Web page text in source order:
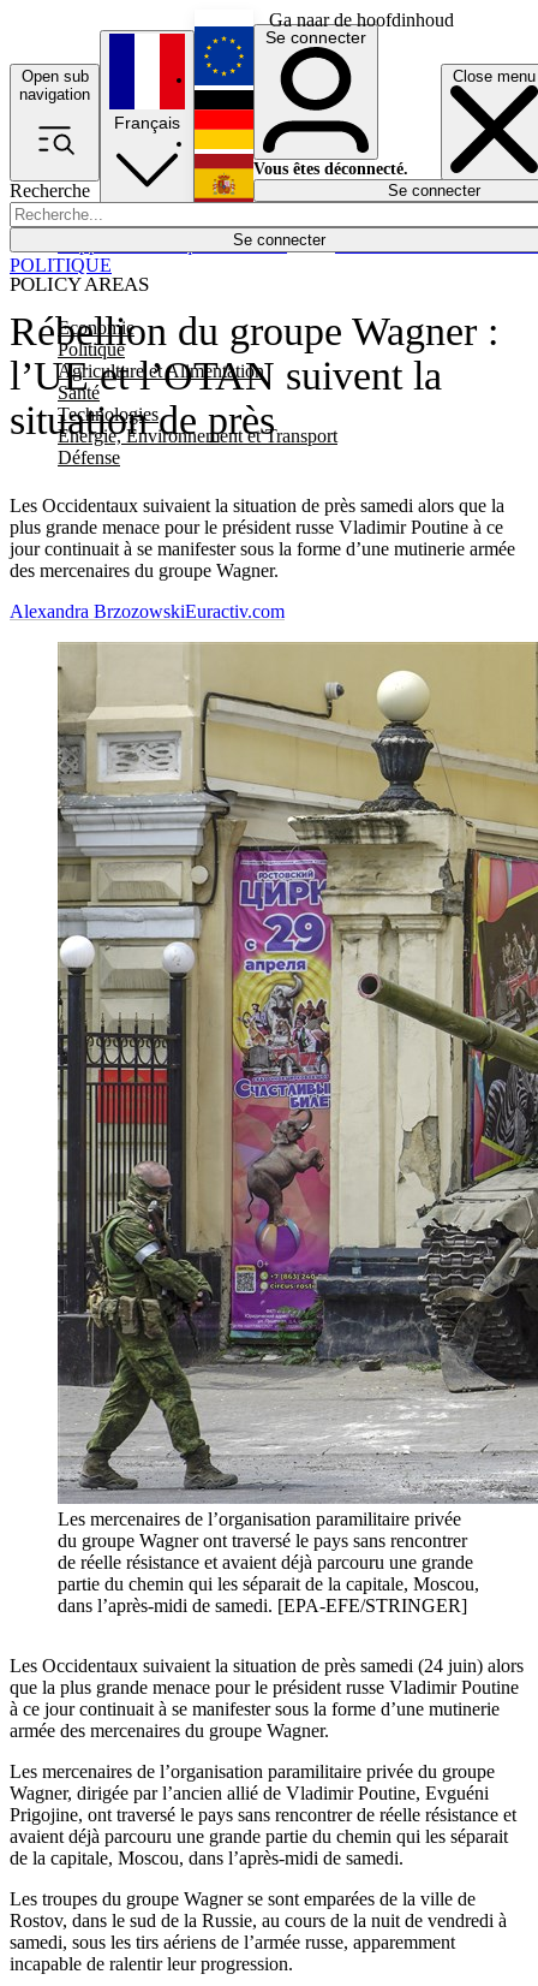
Ga naar de hoofdinhoud
Open sub
navigation
Close menu
Recherche
Se connecter
POLICY AREAS
Economie
Politique
Agriculture et Alimentation
Santé
Technologies
Energie, Environnement et Transport
Défense
Économie
Français
English
Deutsch
Español
Se connecter
Vous êtes déconnecté.
Se connecter
Rébellion du groupe Wagner :
l’UE et l’OTAN suivent la
situation de près
Les Occidentaux suivaient la situation de près samedi alors que la
plus grande menace pour le président russe Vladimir Poutine à ce
jour continuait à se manifester sous la forme d’une mutinerie armée
des mercenaires du groupe Wagner.
POLITIQUE
Alexandra BrzozowskiEuractiv.com
Les mercenaires de l’organisation paramilitaire privée
du groupe Wagner ont traversé le pays sans rencontrer
de réelle résistance et avaient déjà parcouru une grande
partie du chemin qui les séparait de la capitale, Moscou,
dans l’après-midi de samedi. [EPA-EFE/STRINGER]
Les Occidentaux suivaient la situation de près samedi (24 juin) alors
que la plus grande menace pour le président russe Vladimir Poutine
à ce jour continuait à se manifester sous la forme d’une mutinerie
armée des mercenaires du groupe Wagner.
Les mercenaires de l’organisation paramilitaire privée du groupe
Wagner, dirigée par l’ancien allié de Vladimir Poutine, Evguéni
Prigojine, ont traversé le pays sans rencontrer de réelle résistance et
avaient déjà parcouru une grande partie du chemin qui les séparait
de la capitale, Moscou, dans l’après-midi de samedi.
Les troupes du groupe Wagner se sont emparées de la ville de
Rostov, dans le sud de la Russie, au cours de la nuit de vendredi à
samedi, sous les tirs aériens de l’armée russe, apparemment
incapable de ralentir leur progression.